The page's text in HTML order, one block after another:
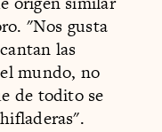
"Nos gusta
las
mundo, no
de todito se